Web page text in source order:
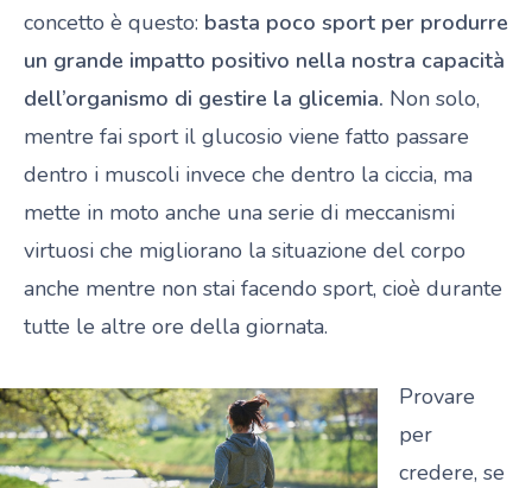
concetto è questo: basta poco sport per produrre
un grande impatto positivo nella nostra capacità
dell’organismo di gestire la glicemia. Non solo,
mentre fai sport il glucosio viene fatto passare
dentro i muscoli invece che dentro la ciccia, ma
mette in moto anche una serie di meccanismi
virtuosi che migliorano la situazione del corpo
anche mentre non stai facendo sport, cioè durante
tutte le altre ore della giornata.
Provare
per
credere, se